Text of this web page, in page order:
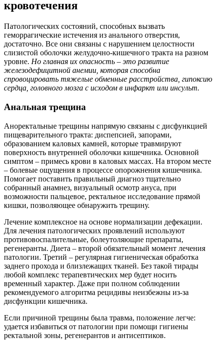
кровотечения
Патологических состояний, способных вызвать
геморрагические истечения из анального отверстия,
достаточно. Все они связаны с нарушением целостности
слизистой оболочки желудочно-кишечного тракта на разном
уровне. Но главная их опасность – это развитие
железодефицитной анемии, которая способна
спровоцировать тяжелые обменные расстройства, гипоксию
сердца, головного мозга с исходом в инфаркт или инсульт.
Анальная трещина
Аноректальные трещины напрямую связаны с дисфункцией
пищеварительного тракта: диспепсией, запорами,
образованием каловых камней, которые травмируют
поверхность внутренней оболочки кишечника. Основной
симптом – примесь крови в каловых массах. На втором месте
– болевые ощущения в процессе опорожнения кишечника.
Помогает поставить правильный диагноз тщательно
собранный анамнез, визуальный осмотр ануса, при
возможности пальцевое, ректальное исследование прямой
кишки, позволяющее обнаружить трещину.
Лечение комплексное на основе нормализации дефекации.
Для лечения патологических проявлений используют
противовоспалительные, болеутоляющие препараты,
регенеранты. Диета – второй обязательный момент лечения
патологии. Третий – регулярная гигиеническая обработка
заднего прохода и близлежащих тканей. Без такой тирады
любой комплекс терапевтических мер будет носить
временный характер. Даже при полном соблюдении
рекомендуемого алгоритма рецидивы неизбежны из-за
дисфункции кишечника.
Если причиной трещины была травма, положение легче:
удается избавиться от патологии при помощи гигиены
ректальной зоны, регенерантов и антисептиков.